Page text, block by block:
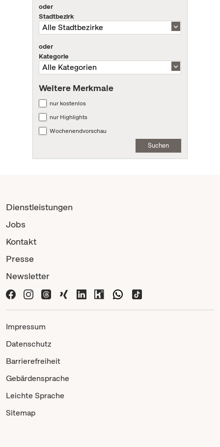
oder
Stadtbezirk
oder
Kategorie
Weitere Merkmale
nur kostenlos
nur Highlights
Wochenendvorschau
Suchen
Dienstleistungen
Jobs
Kontakt
Presse
Newsletter
Impressum
Datenschutz
Barrierefreiheit
Gebärdensprache
Leichte Sprache
Sitemap